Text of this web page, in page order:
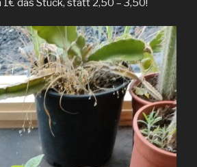
das Stück, statt 2,50 – 3,50!